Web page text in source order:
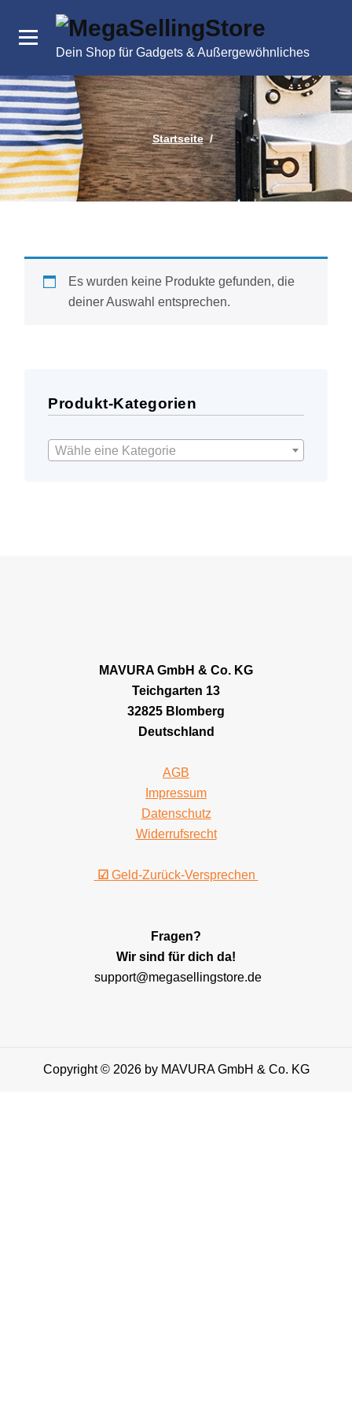
Inhalt
Dein Shop für Gadgets & Außergewöhnliches
Startseite/
Es wurden keine Produkte gefunden, die
deiner Auswahl entsprechen.
Produkt-Kategorien
Wähle eine Kategorie
MAVURA GmbH & Co. KG
Teichgarten 13
32825 Blomberg
Deutschland
AGB
Impressum
Datenschutz
Widerrufsrecht
☑ Geld-Zurück-Versprechen
Fragen?
Wir sind für dich da!
support@megasellingstore.de
Copyright © 2026 by MAVURA GmbH & Co. KG